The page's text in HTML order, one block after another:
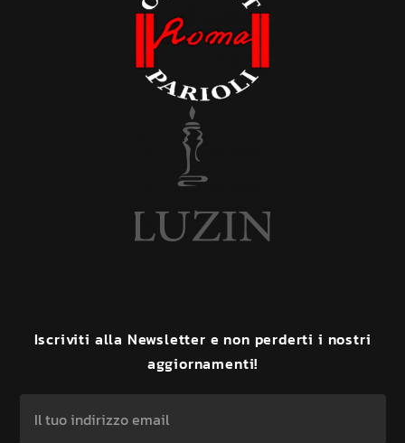
Iscriviti alla Newsletter e non perderti i nostri
aggiornamenti!